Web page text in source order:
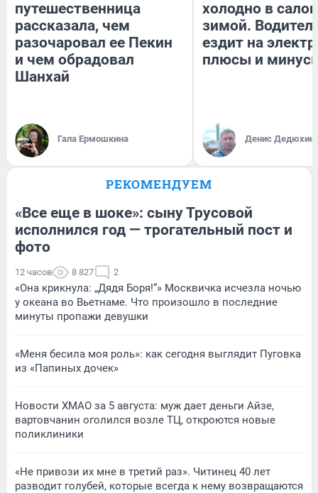
путешественница
рассказала, чем
разочаровал ее Пекин
и чем обрадовал
Шанхай
Гала Ермошкина
холодно в
зимой.
ездит на
плюсы и
Денис Дедюхин
РЕКОМЕНДУЕМ
«Все еще в шоке»: сыну Трусовой
исполнился год — трогательный пост и
фото
12 часов 8 827 2
«Она крикнула: „Дядя Боря!“» Москвичка исчезла ночью
у океана во Вьетнаме. Что произошло в последние
минуты пропажи девушки
«Меня бесила моя роль»: как сегодня выглядит Пуговка
из «Папиных дочек»
Новости ХМАО за 5 августа: муж дает деньги Айзе,
вартовчанин оголился возле ТЦ, откроются новые
поликлиники
«Не привози их мне в третий раз». Читинец 40 лет
разводит голубей, которые всегда к нему возвращаются